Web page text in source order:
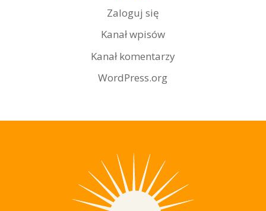
Zaloguj się
Kanał wpisów
Kanał komentarzy
WordPress.org